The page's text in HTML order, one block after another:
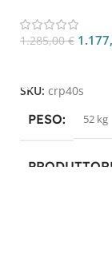
1.285,00€
SKU: crp40s
PESO 52 kg